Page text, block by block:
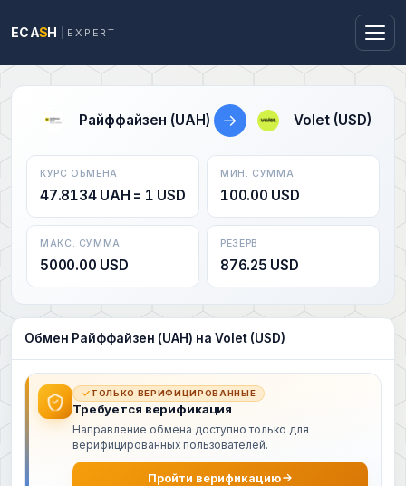
ECA$H EXPERT
Райффайзен (UAH) → Volet (USD)
КУРС ОБМЕНА
47.8134 UAH = 1 USD
МИН. СУММА
100.00 USD
МАКС. СУММА
5000.00 USD
РЕЗЕРВ
876.25 USD
Обмен Райффайзен (UAH) на Volet (USD)
ТОЛЬКО ВЕРИФИЦИРОВАННЫЕ
Требуется верификация
Направление обмена доступно только для
верифицированных пользователей.
Пройти верификацию